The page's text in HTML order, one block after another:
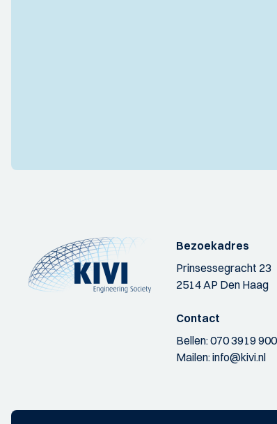
Bezoekadres
Prinsessegracht 23
2514 AP Den Haag
Contact
Bellen:070 3919 900
Mailen:info@kivi.nl